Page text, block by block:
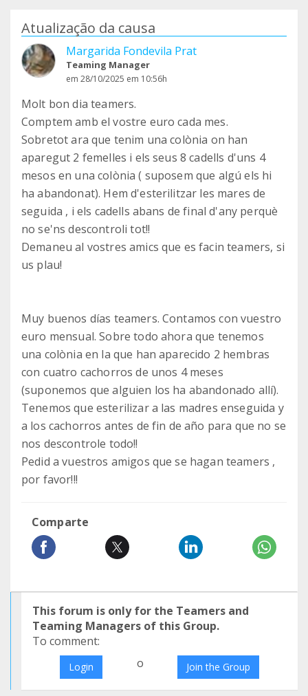
Atualização da causa
Margarida Fondevila Prat
Teaming Manager
em 28/10/2025 em 10:56h
Molt bon dia teamers.
Comptem amb el vostre euro cada mes.
Sobretot ara que tenim una colònia on han
aparegut 2 femelles i els seus 8 cadells d'uns 4
mesos en una colònia ( suposem que algú els hi
ha abandonat). Hem d'esterilitzar les mares de
seguida , i els cadells abans de final d'any perquè
no se'ns descontroli tot!!
Demaneu al vostres amics que es facin teamers, si
us plau!
Muy buenos días teamers. Contamos con vuestro
euro mensual. Sobre todo ahora que tenemos
una colònia en la que han aparecido 2 hembras
con cuatro cachorros de unos 4 meses
(suponemos que alguien los ha abandonado allí).
Tenemos que esterilizar a las madres enseguida y
a los cachorros antes de fin de año para que no se
nos descontrole todo!!
Pedid a vuestros amigos que se hagan teamers ,
por favor!!!
Comparte
This forum is only for the Teamers and
Teaming Managers of this Group.
To comment:
Login o Join the Group